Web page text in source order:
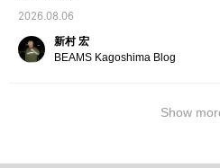
2026.08.06
新村 宏
BEAMS Kagoshima Blog
Show